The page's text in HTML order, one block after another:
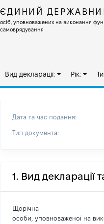
ЄДИНИЙ
осіб, уповноважених на виконання
самоврядування
Вид декларації: Рік:
Дата та час подання:
Тип документа:
1. Вид декларації
Щорічна
особи, уповноваженої на